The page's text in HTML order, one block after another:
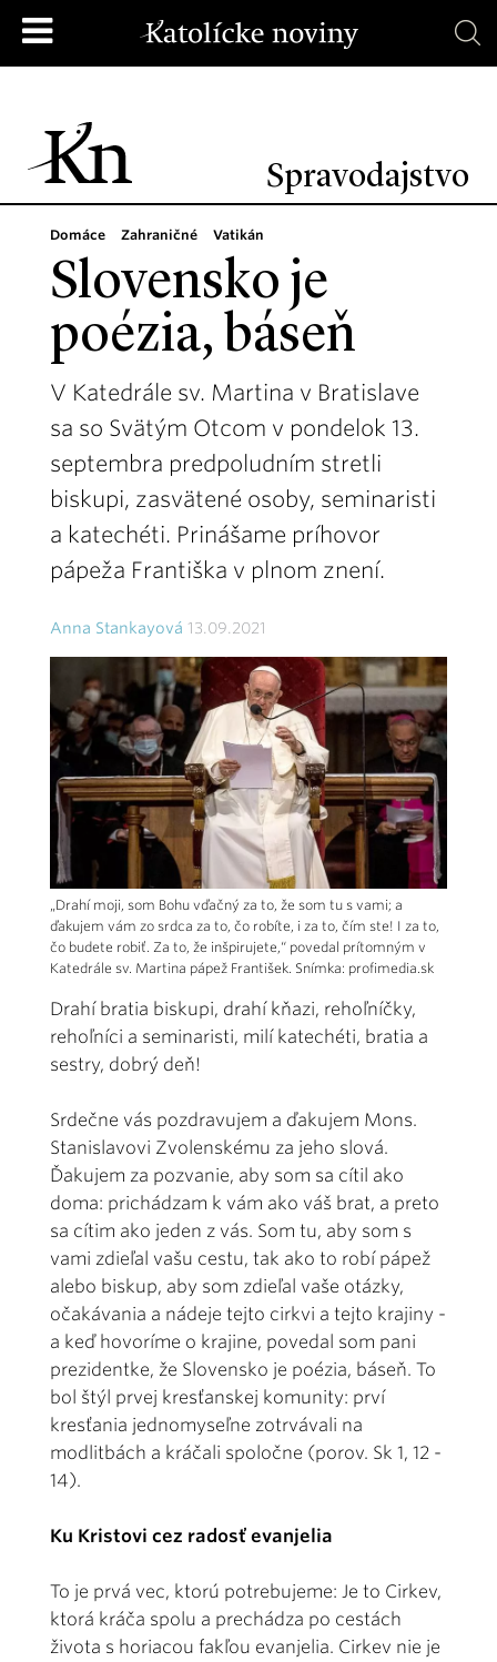
Spravodajstvo
Domáce Zahraničné Vatikán
Slovensko je
poézia, báseň
V Katedrále sv. Martina v Bratislave
sa so Svätým Otcom v pondelok 13.
septembra predpoludním stretli
biskupi, zasvätené osoby, seminaristi
a katechéti. Prinášame príhovor
pápeža Františka v plnom znení.
Anna Stankayová 13.09.2021
„Drahí moji, som Bohu vďačný za to, že som tu s vami; a
ďakujem vám zo srdca za to, čo robíte, i za to, čím ste! I za to,
čo budete robiť. Za to, že inšpirujete,“ povedal prítomným v
Katedrále sv. Martina pápež František. Snímka: profimedia.sk
Drahí bratia biskupi, drahí kňazi, rehoľníčky,
rehoľníci a seminaristi, milí katechéti, bratia a
sestry, dobrý deň!
Srdečne vás pozdravujem a ďakujem Mons.
Stanislavovi Zvolenskému za jeho slová.
Ďakujem za pozvanie, aby som sa cítil ako
doma: prichádzam k vám ako váš brat, a preto
sa cítim ako jeden z vás. Som tu, aby som s
vami zdieľal vašu cestu, tak ako to robí pápež
alebo biskup, aby som zdieľal vaše otázky,
očakávania a nádeje tejto cirkvi a tejto krajiny -
a keď hovoríme o krajine, povedal som pani
prezidentke, že Slovensko je poézia, báseň. To
bol štýl prvej kresťanskej komunity: prví
kresťania jednomyseľne zotrvávali na
modlitbách a kráčali spoločne (porov. Sk 1, 12 -
14).
Ku Kristovi cez radosť evanjelia
To je prvá vec, ktorú potrebujeme: Je to Cirkev,
ktorá kráča spolu a prechádza po cestách
života s horiacou fakľou evanjelia. Cirkev nie je